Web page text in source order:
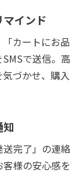
インド
カートにお品
で送信。高
づかせ、購入
知
完了」の連絡
様の安心感を